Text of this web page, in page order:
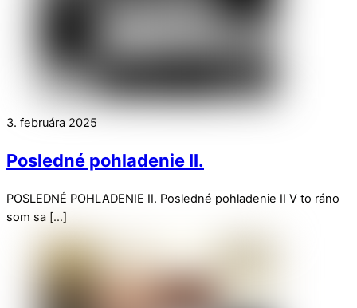
3. februára 2025
Posledné pohladenie II.
POSLEDNÉ POHLADENIE II. Posledné pohladenie II V to ráno
som sa […]